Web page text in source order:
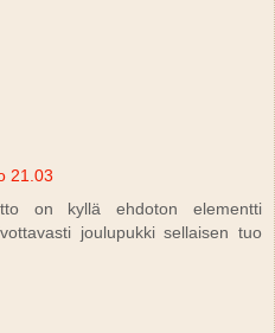
21.03
on kyllä ehdoton elementti
joulupukki sellaisen tuo